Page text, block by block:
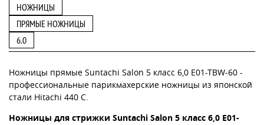
НОЖНИЦЫ
ПРЯМЫЕ НОЖНИЦЫ
6.0
Ножницы прямые Suntachi Salon 5 класс 6,0 E01-TBW-60 -
профессиональные парикмахерские ножницы из японской
стали Hitachi 440 C.
Ножницы для стрижки Suntachi Salon 5 класс 6,0 E01-